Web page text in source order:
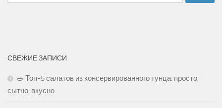
СВЕЖИЕ ЗАПИСИ
🥗 Топ-5 салатов из консервированного тунца: просто,
сытно, вкусно